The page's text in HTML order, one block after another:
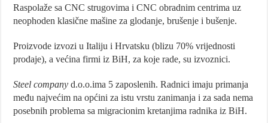
Raspolaže sa CNC strugovima i CNC obradnim centrima uz
neophoden klasične mašine za glodanje, brušenje i bušenje.
Proizvode izvozi u Italiju i Hrvatsku (blizu 70% vrijednosti
prodaje), a većina firmi iz BiH, za koje rade, su izvoznici.
Steel companyd.o.o.ima 5 zaposlenih. Radnici imaju primanja
među najvećim na općini za istu vrstu zanimanja i za sada nema
posebnih problema sa migracionim kretanjima radnika iz BiH.